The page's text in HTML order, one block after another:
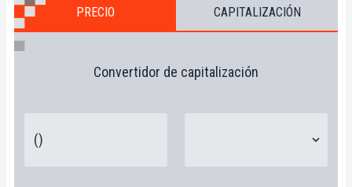
PRECIO CAPITALIZACIÓN
Convertidor de capitalización